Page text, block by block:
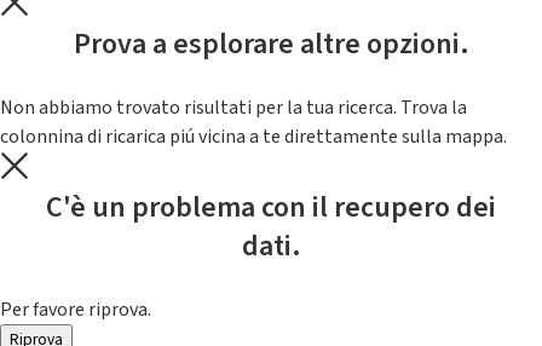
Prova a esplorare altre opzioni.
Non abbiamo trovato risultati per la tua ricerca. Trova la
colonnina di ricarica piú vicina a te direttamente sulla mappa.
C'è un problema con il recupero dei
dati.
Per favore riprova.
Riprova